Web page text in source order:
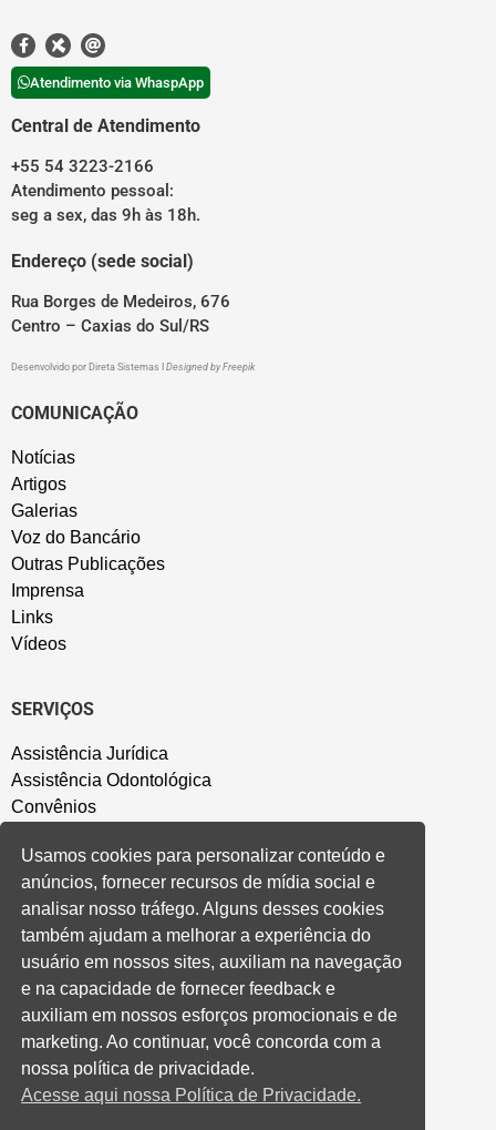
Atendimento via WhaspApp
Central de Atendimento
+55 54 3223-2166
Atendimento pessoal:
seg a sex, das 9h às 18h.
Endereço (sede social)
Rua Borges de Medeiros, 676
Centro – Caxias do Sul/RS
Desenvolvido por Direta Sistemas Designed by Freepik
COMUNICAÇÃO
Notícias
Artigos
Galerias
Voz do Bancário
Outras Publicações
Imprensa
Links
Vídeos
SERVIÇOS
Assistência Jurídica
Assistência Odontológica
Convênios
Salão de Festa
Política de Privacidade
CONVENÇÃO COLETIVA E ACORDOS
Convenções Coletivas
Banco do Brasil
Caixa Econômica Federal
Banrisul
Privados
Usamos cookies para personalizar conteúdo e
anúncios, fornecer recursos de mídia social e
analisar nosso tráfego. Alguns desses cookies
também ajudam a melhorar a experiência do
usuário em nossos sites, auxiliam na navegação
e na capacidade de fornecer feedback e
auxiliam em nossos esforços promocionais e de
marketing. Ao continuar, você concorda com a
nossa política de privacidade.
Acesse aqui nossa Política de Privacidade.